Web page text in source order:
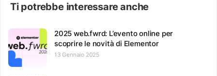
Ti potrebbe interessare anche
2025 web.fwrd: L’evento online per
scoprire le novità di Elementor
13 Gennaio 2025